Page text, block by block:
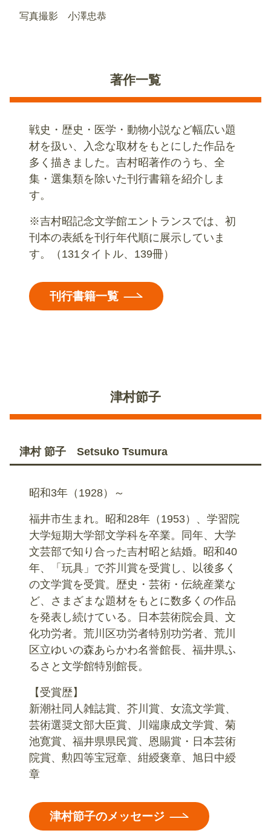
写真撮影 小澤忠恭
著作一覧
戦史・歴史・医学・動物小説など幅広い題
材を扱い、入念な取材をもとにした作品を
多く描きました。吉村昭著作のうち、全
集・選集類を除いた刊行書籍を紹介しま
す。
※吉村昭記念文学館エントランスでは、初
刊本の表紙を刊行年代順に展示していま
す。（131タイトル、139冊）
刊行書籍一覧
津村節子
津村 節子 Setsuko Tsumura
昭和3年（1928）～
福井市生まれ。昭和28年（1953）、学習院
大学短期大学部文学科を卒業。同年、大学
文芸部で知り合った吉村昭と結婚。昭和40
年、「玩具」で芥川賞を受賞し、以後多く
の文学賞を受賞。歴史・芸術・伝統産業な
ど、さまざまな題材をもとに数多くの作品
を発表し続けている。日本芸術院会員、文
化功労者。荒川区功労者特別功労者、荒川
区立ゆいの森あらかわ名誉館長、福井県ふ
るさと文学館特別館長。
【受賞歴】
新潮社同人雑誌賞、芥川賞、女流文学賞、
芸術選奨文部大臣賞、川端康成文学賞、菊
池寛賞、福井県県民賞、恩賜賞・日本芸術
院賞、勲四等宝冠章、紺綬褒章、旭日中綬
章
津村節子のメッセージ